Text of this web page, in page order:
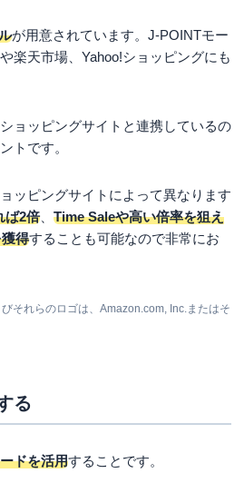
が用意されています。J-POINTモー
楽天市場、Yahoo!ショッピングにも
ョッピングサイトと連携しているの
トです。
ッピングサイトによって異なります
ば2倍
Time Saleや高い倍率を狙え
得することも可能なので非常にお
それらのロゴは、Amazon.com, Inc.またはそ
る
ドを活用することです。